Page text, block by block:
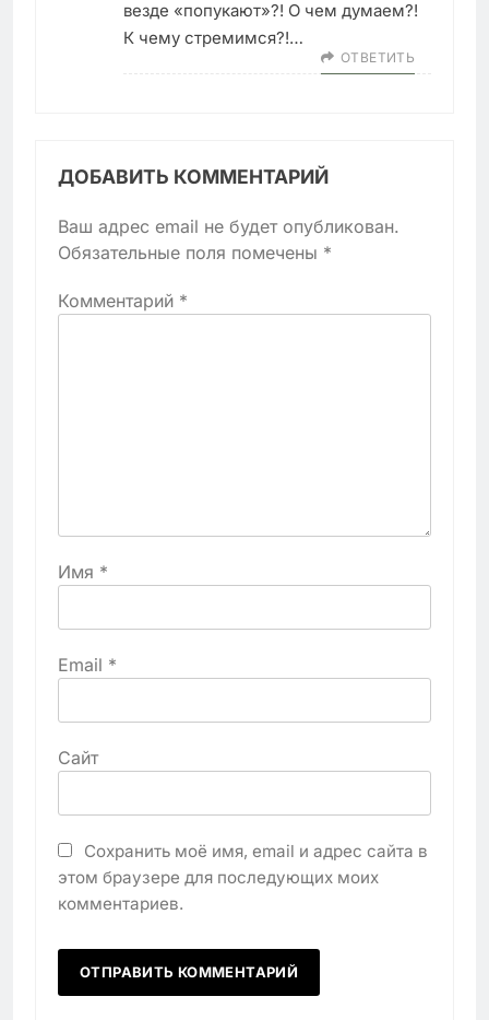
везде «попукают»?! О чем думаем?!
К чему стремимся?!…
ОТВЕТИТЬ
ДОБАВИТЬ КОММЕНТАРИЙ
Ваш адрес email не будет опубликован.
Обязательные поля помечены *
Комментарий *
Имя *
Email *
Сайт
Сохранить моё имя, email и адрес сайта в
этом браузере для последующих моих
комментариев.